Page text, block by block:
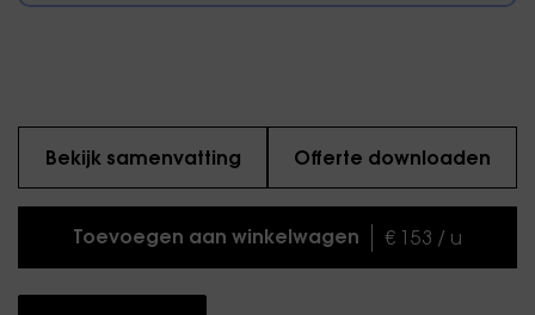
Bekijk samenvatting Offerte downloaden
Toevoegen aan winkelwagen € 153 / u